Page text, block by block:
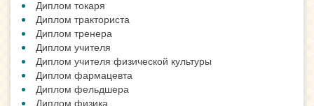
Диплом токаря
Диплом тракториста
Диплом тренера
Диплом учителя
Диплом учителя физической культуры
Диплом фармацевта
Диплом фельдшера
Диплом физика